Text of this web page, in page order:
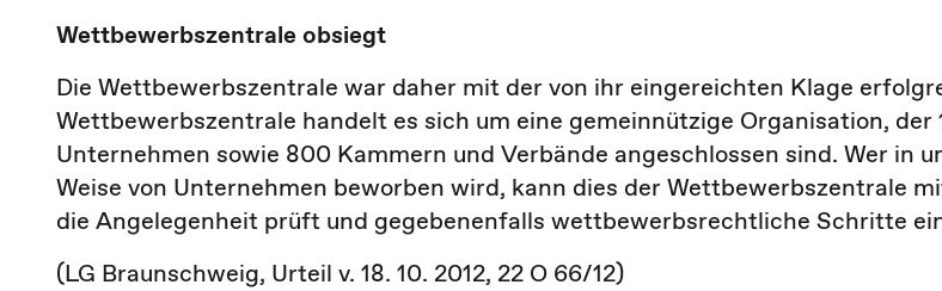
Wettbewerbszentrale obsiegt
Die Wettbewerbszentrale war daher mit der von ihr eingereichten Klage
Wettbewerbszentrale handelt es sich um eine gemeinnützige Organisation, der
Unternehmen sowie 800 Kammern und Verbände angeschlossen sind. Wer in
Weise von Unternehmen beworben wird, kann dies der Wettbewerbszentrale
die Angelegenheit prüft und gegebenenfalls wettbewerbsrechtliche Schritte
(LG Braunschweig, Urteil v. 18. 10. 2012, 22 O 66/12)